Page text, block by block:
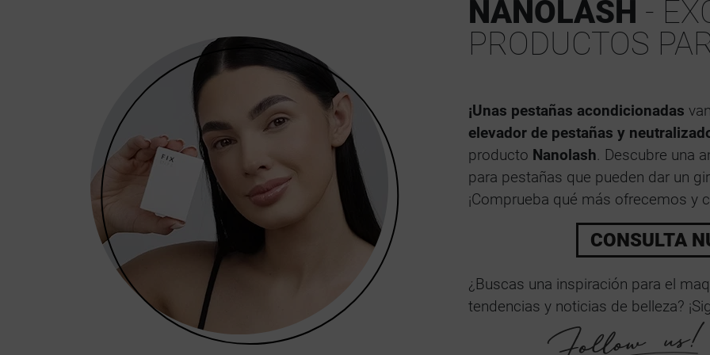
NANOLASH -
PRODUCTOS
¡Unas pestañas acondicionadas
elevador de pestañas y
producto Nanolash. Descubre una
para pestañas que pueden dar un
¡Comprueba qué más ofrecemos y
CONSULTA
¿Buscas una inspiración para el
tendencias y noticias de belleza?